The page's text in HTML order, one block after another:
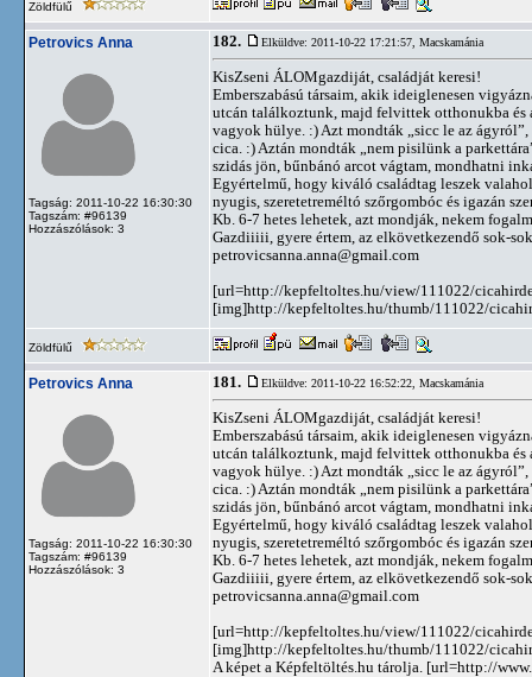
Zöldfülű
Petrovics Anna
Tagság: 2011-10-22 16:30:30
Tagszám: #96139
Hozzászólások: 3
182. Elküldve: 2011-10-22 17:21:57, Macskamánia
KisZseni ÁLOMgazdiját, családját keresi!
Emberszabású társaim, akik ideiglenesen
utcán találkoztunk, majd felvittek otthonukba és
vagyok hülye. :) Azt mondták „sicc le az
cica. :) Aztán mondták „nem pisilünk a
szidás jön, bűnbánó arcot vágtam, mondhatni
Egyértelmű, hogy kiváló családtag leszek
nyugis, szeretetreméltó szőrgombóc és igazán
Kb. 6-7 hetes lehetek, azt mondják, nekem
Gazdiiiii, gyere értem, az elkövetkezendő sok-
petrovicsanna.anna@gmail.com
[url=http://kepfeltoltes.hu/view/111022/
[img]http://kepfeltoltes.hu/thumb/111022/
Zöldfülű
Petrovics Anna
Tagság: 2011-10-22 16:30:30
Tagszám: #96139
Hozzászólások: 3
181. Elküldve: 2011-10-22 16:52:22, Macskamánia
KisZseni ÁLOMgazdiját, családját keresi!
Emberszabású társaim, akik ideiglenesen
utcán találkoztunk, majd felvittek otthonukba és
vagyok hülye. :) Azt mondták „sicc le az
cica. :) Aztán mondták „nem pisilünk a
szidás jön, bűnbánó arcot vágtam, mondhatni
Egyértelmű, hogy kiváló családtag leszek
nyugis, szeretetreméltó szőrgombóc és igazán
Kb. 6-7 hetes lehetek, azt mondják, nekem
Gazdiiiii, gyere értem, az elkövetkezendő sok-
petrovicsanna.anna@gmail.com
[url=http://kepfeltoltes.hu/view/111022/
[img]http://kepfeltoltes.hu/thumb/111022/
A képet a Képfeltöltés.hu tárolja. [url=http://